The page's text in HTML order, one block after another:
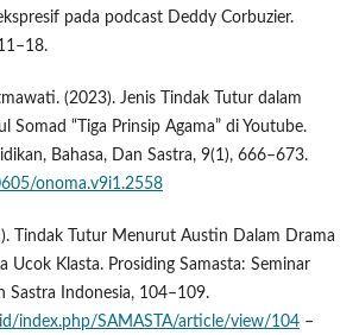
pada podcast Deddy Corbuzier.
(2023). Jenis Tindak Tutur dalam
Somad “Tiga Prinsip Agama” di Youtube.
Bahasa, Dan Sastra, 9(1), 666–673.
onoma.v9i1.2558
Tindak Tutur Menurut Austin Dalam Drama
Ucok Klasta. Prosiding Samasta: Seminar
Sastra Indonesia, 104–109.
index.php/SAMASTA/article/view/104–